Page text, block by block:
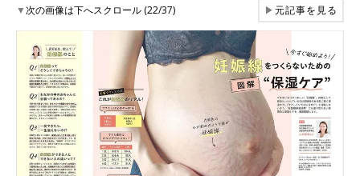
▼次の画像は下へスクロール (22/37) ▶元記事を見る